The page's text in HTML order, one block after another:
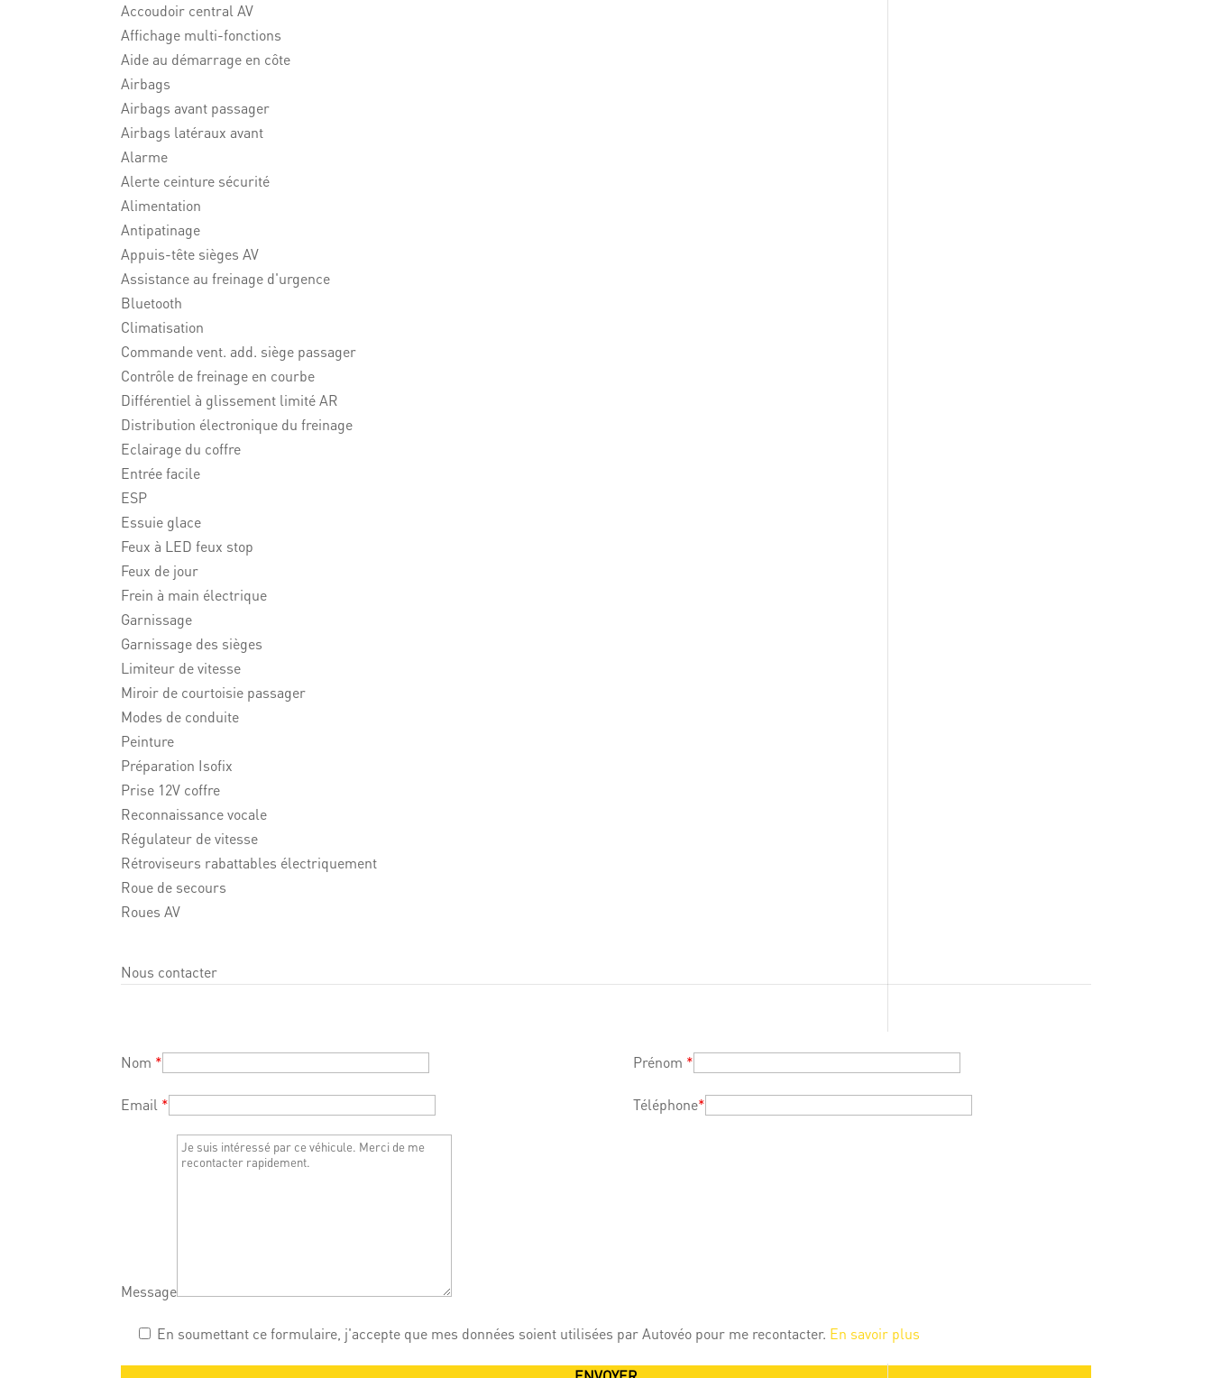
Accoudoir central AV
Affichage multi-fonctions
Aide au démarrage en côte
Airbags
Airbags avant passager
Airbags latéraux avant
Alarme
Alerte ceinture sécurité
Alimentation
Antipatinage
Appuis-tête sièges AV
Assistance au freinage d'urgence
Bluetooth
Climatisation
Commande vent. add. siège passager
Contrôle de freinage en courbe
Différentiel à glissement limité AR
Distribution électronique du freinage
Eclairage du coffre
Entrée facile
ESP
Essuie glace
Feux à LED feux stop
Feux de jour
Frein à main électrique
Garnissage
Garnissage des sièges
Limiteur de vitesse
Miroir de courtoisie passager
Modes de conduite
Peinture
Préparation Isofix
Prise 12V coffre
Reconnaissance vocale
Régulateur de vitesse
Rétroviseurs rabattables électriquement
Roue de secours
Roues AV
Nous contacter
Nom * Prénom *
Email * Téléphone*
Message
En soumettant ce formulaire, j'accepte que mes données soient utilisées par Autovéo pour me recontacter. En savoir plus